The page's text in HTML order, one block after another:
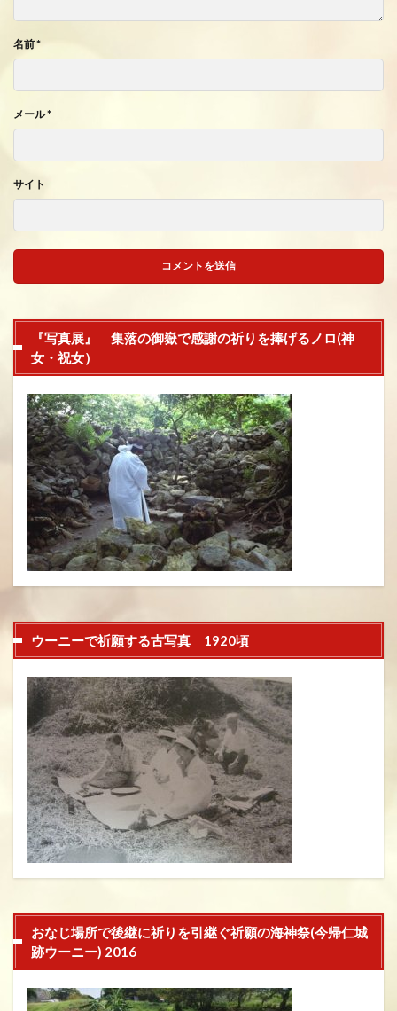
名前*
メール*
サイト
『写真展』 集落の御嶽で感謝の祈りを捧げるノロ(神
女・祝女）
ウーニーで祈願する古写真 1920頃
おなじ場所で後継に祈りを引継ぐ祈願の海神祭(今帰仁城
跡ウーニー) 2016